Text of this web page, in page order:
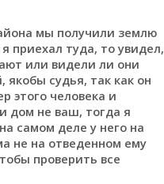
мы получили землю
приехал туда, то увидел,
или видели ли они
судья, так как он
этого человека и
дом не ваш, тогда я
самом деле у него на
не на отведенном ему
проверить все